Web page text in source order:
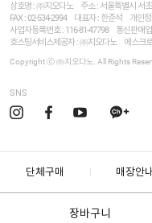
장바구니
상호명 : ㈜지오다노
주소 : 서울특별시 서
FAX : 02-534-2994
대표자 : 한준석 개인
사업자등록번호 : 116-81-47798
통신판매
호스팅서비스제공자 : ㈜지오다노
에스크
Copyright ⓒ ㈜지오다노. All Rights
SNS
단체구매 매장안내